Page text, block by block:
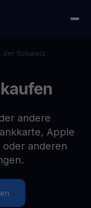
der Schweiz
andere
Apple
oder anderen